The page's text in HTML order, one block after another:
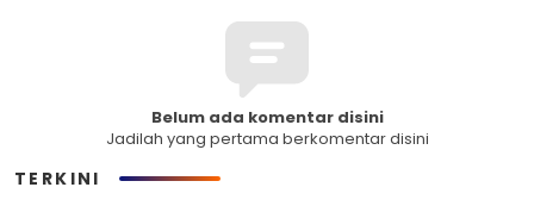
Belum ada komentar disini
Jadilah yang pertama berkomentar disini
TERKINI